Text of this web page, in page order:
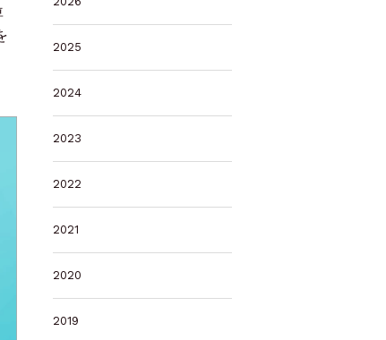
2025
2024
2023
2022
2021
2020
2019